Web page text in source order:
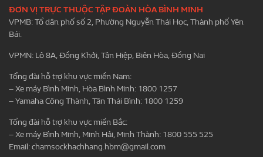
ĐƠN VỊ TRỰC THUỘC TẬP ĐOÀN HÒA BÌNH MINH
VPMB: Tổ dân phố số 2, Phường Nguyễn Thái Học, Thành phố Yên
Bái.
VPMN: Lô 8A, Đồng Khởi, Tân Hiệp, Biên Hòa, Đồng Nai
Tổng đài hỗ trợ khu vực miền Nam:
– Xe máy Bình Minh, Hòa Bình Minh: 1800 1257
– Yamaha Công Thành, Tân Thái Bình: 1800 1259
Tổng đài hỗ trợ khu vực miền Bắc:
– Xe máy Bình Minh, Minh Hải, Minh Thành: 1800 555 525
Email:chamsockhachhang.hbm@gmail.com